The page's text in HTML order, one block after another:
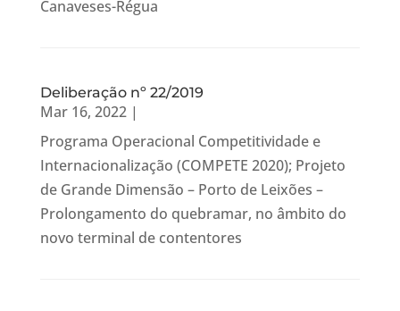
Canaveses-Régua
Deliberação nº 22/2019
Mar 16, 2022|
Programa Operacional Competitividade e
Internacionalização (COMPETE 2020); Projeto
de Grande Dimensão – Porto de Leixões –
Prolongamento do quebramar, no âmbito do
novo terminal de contentores